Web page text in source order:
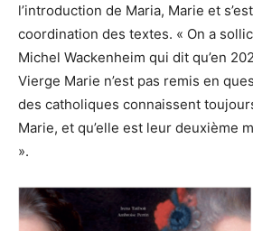
l’introduction de Maria, Marie et
coordination des textes. « On a
Michel Wackenheim qui dit qu’en
Vierge Marie n’est pas remis en
des catholiques connaissent
Marie, et qu’elle est leur deuxième
».